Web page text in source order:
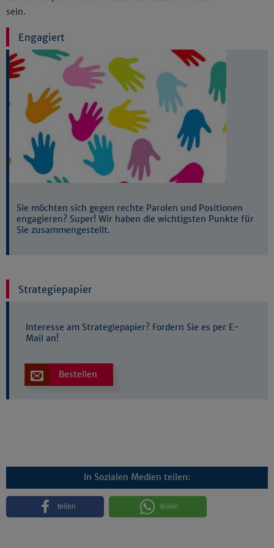
sein.
Engagiert
Sie möchten sich gegen rechte Parolen und Positionen
engagieren? Super! Wir haben die wichtigsten Punkte für
Sie zusammengestellt.
Strategiepapier
Interesse am Strategiepapier? Fordern Sie es per E-
Mail an!
Bestellen
In Sozialen Medien teilen:
teilen teilen